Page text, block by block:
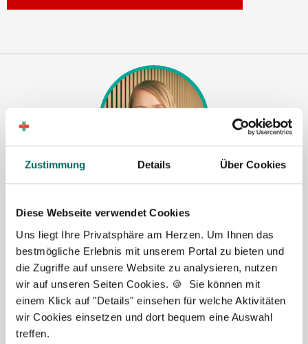
Zustimmung Details Über Cookies
Diese Webseite verwendet Cookies
Uns liegt Ihre Privatsphäre am Herzen. Um Ihnen das
bestmögliche Erlebnis mit unserem Portal zu bieten und
die Zugriffe auf unsere Website zu analysieren, nutzen
wir auf unseren Seiten Cookies. 🍪 Sie können mit
einem Klick auf "Details" einsehen für welche Aktivitäten
wir Cookies einsetzen und dort bequem eine Auswahl
treffen.
Jasmin Siebeck - Teamleitung
Ansprechpartnerin
Lassen Sie mich Ihnen bei der Stellensuche helfen.
Gemeinsam finden wir eine passende Apotheke, in
der Sie als Apotheker (m|w|d), PTA oder PKA das
Team erweitern können. Bei Fragen stehe ich Ihnen
gerne persönlich zur Seite.